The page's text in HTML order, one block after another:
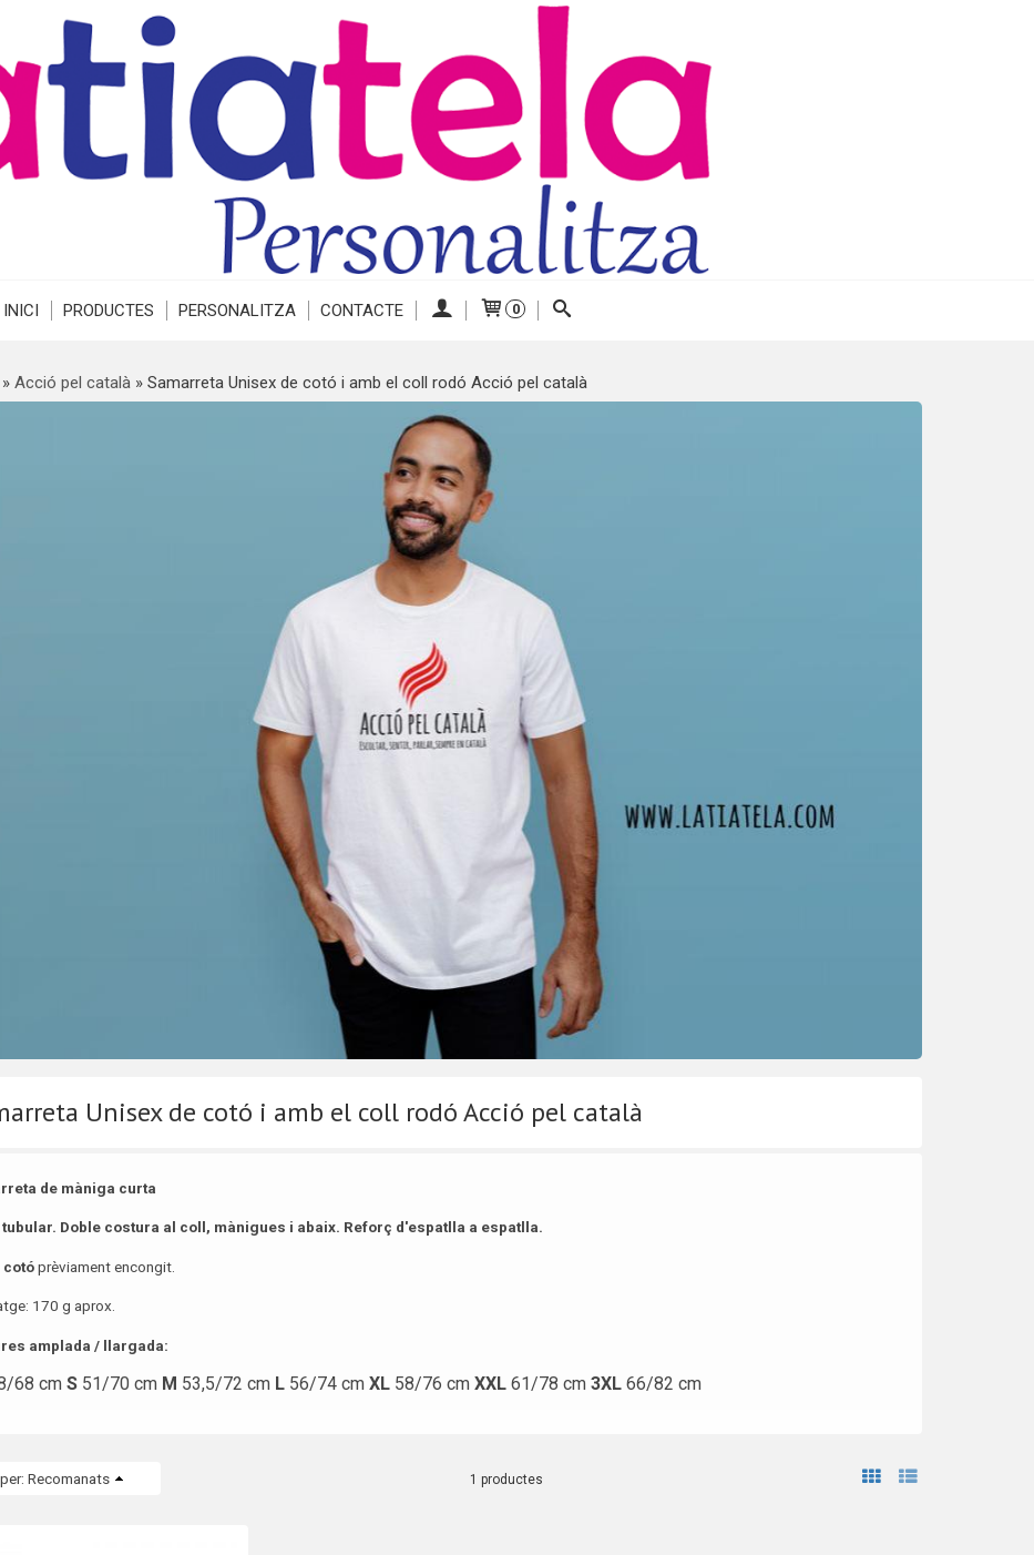
INICI PRODUCTES PERSONALITZA CONTACTE 0
Acció pel català» Samarreta Unisex de cotó i amb el coll rodó Acció pel català
Unisex de cotó i amb el coll rodó Acció pel català
de màniga curta
tubular. Doble costura al coll, mànigues i abaix. Reforç d'espatlla a espatlla.
cotóprèviament encongit.
170 g aprox.
amplada / llargada:
68 cm S51/70 cm M 53,5/72 cm L56/74 cm XL58/76 cm XXL61/78 cm 3XL66/82 cm
Recomanats 1 productes